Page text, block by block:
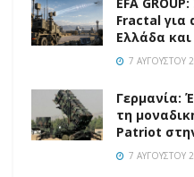
Fractal για
Ελλάδα
7 ΑΥΓΟΎΣΤΟΥ
Γερμανία:
τη
Patriot
7 ΑΥΓΟΎΣΤΟΥ